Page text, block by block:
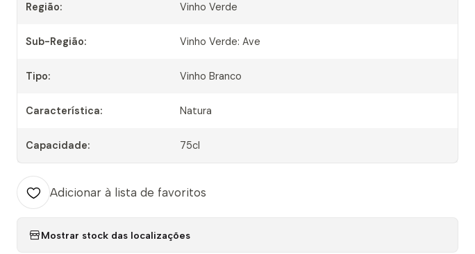
Região: Vinho Verde
Sub-Região: Vinho Verde: Ave
Tipo: Vinho Branco
Característica: Natura
Capacidade: 75cl
Adicionar à lista de favoritos
Mostrar stock das localizações